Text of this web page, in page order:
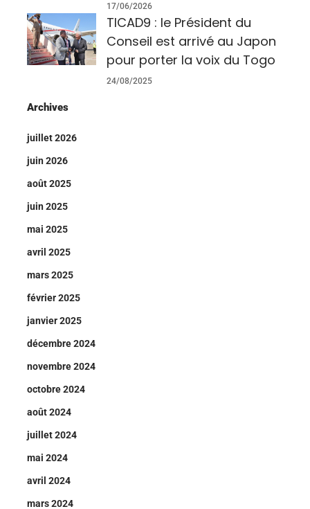
17/06/2026
TICAD9 : le Président du
Conseil est arrivé au Japon
pour porter la voix du Togo
24/08/2025
Archives
juillet 2026
juin 2026
août 2025
juin 2025
mai 2025
avril 2025
mars 2025
février 2025
janvier 2025
décembre 2024
novembre 2024
octobre 2024
août 2024
juillet 2024
mai 2024
avril 2024
mars 2024